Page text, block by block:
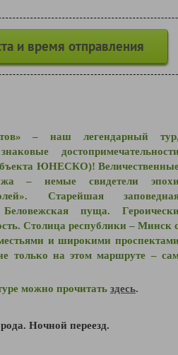
и время отправления
– наш легендарный
ЮНЕСКО)!
– немые свидетели
Старейшая
пуща.
Столица республики – Минск
и широкими
только на этом маршруте –
можно прочитать здесь.
Ночной переезд.